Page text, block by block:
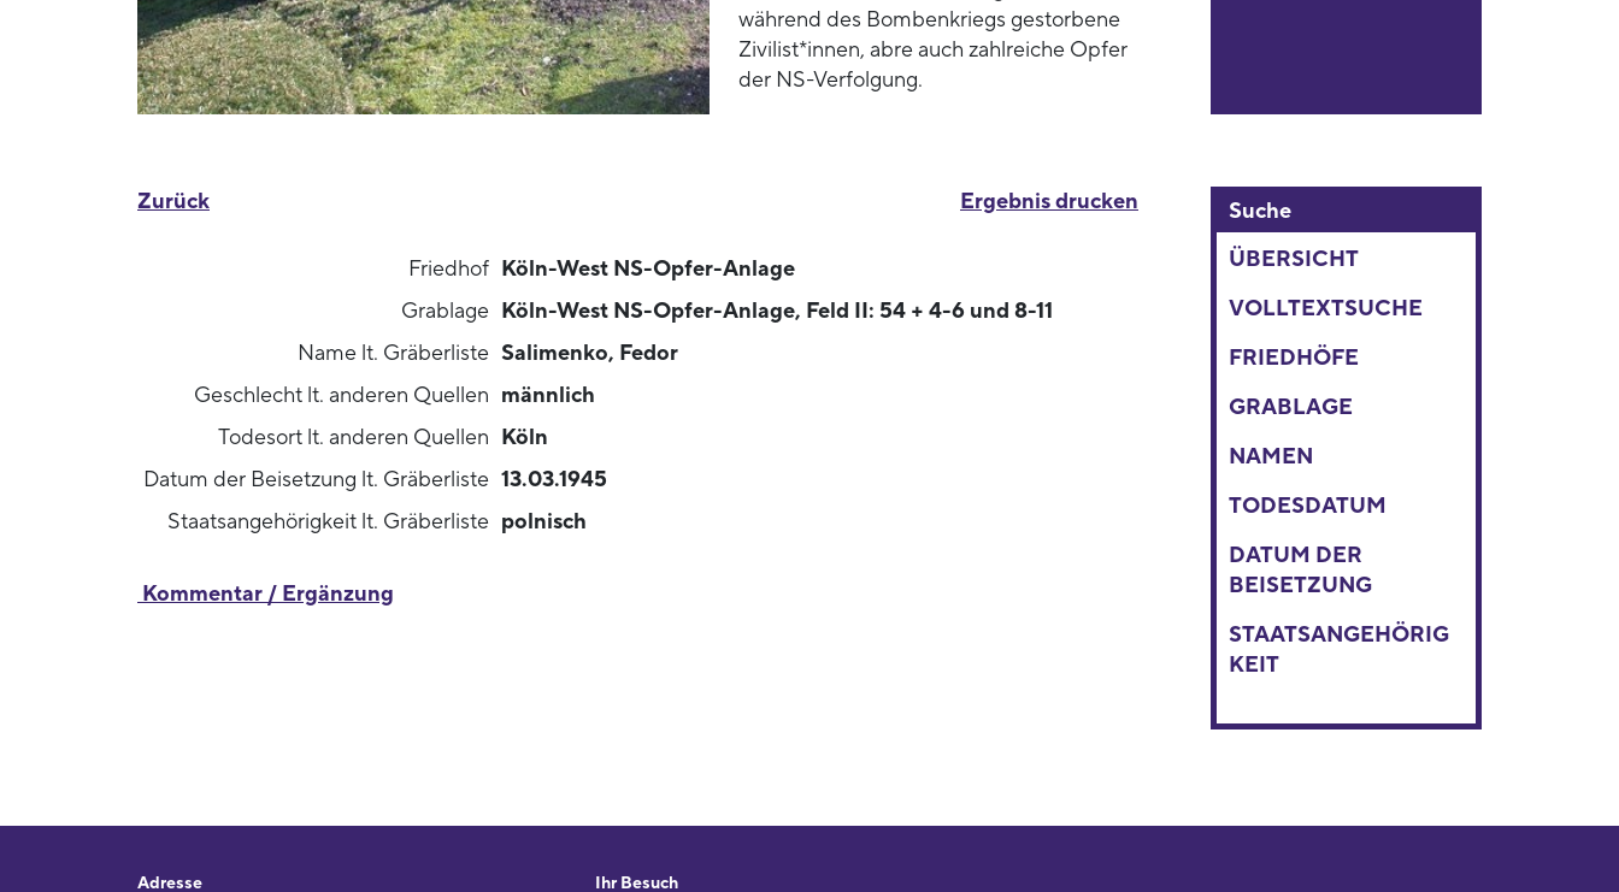
während des Bombenkriegs gestorbene
Zivilist*innen, abre auch zahlreiche Opfer
der NS-Verfolgung.
Ergebnis drucken
Zurück
Friedhof Köln-West NS-Opfer-Anlage
Grablage Köln-West NS-Opfer-Anlage, Feld II: 54 + 4-6 und 8-11
Name lt. Gräberliste Salimenko, Fedor
Geschlecht lt. anderen Quellen männlich
Todesort lt. anderen Quellen Köln
Datum der Beisetzung lt. Gräberliste 13.03.1945
Staatsangehörigkeit lt. Gräberliste polnisch
Kommentar / Ergänzung
Suche
ÜBERSICHT
VOLLTEXTSUCHE
FRIEDHÖFE
GRABLAGE
NAMEN
TODESDATUM
DATUM DER
BEISETZUNG
STAATSANGEHÖRIG
KEIT
Adresse Ihr Besuch